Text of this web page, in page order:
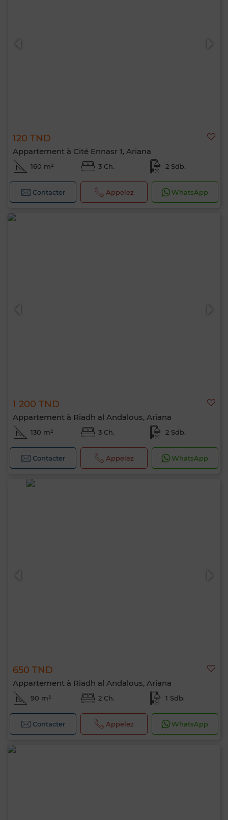
120 TND
Appartement à Cité Ennasr 1, Ariana
160 m² 3 Ch. 2 Sdb.
Contacter Appelez WhatsApp
1 200 TND
Appartement à Riadh al Andalous, Ariana
130 m² 3 Ch. 2 Sdb.
Contacter Appelez WhatsApp
650 TND
Appartement à Riadh al Andalous, Ariana
90 m² 2 Ch. 1 Sdb.
Contacter Appelez WhatsApp